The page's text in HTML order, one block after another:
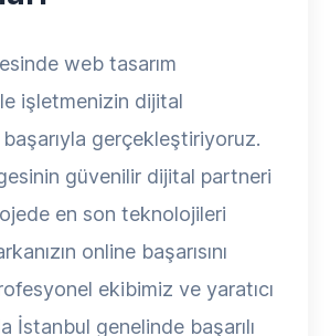
web tasarım
işletmenizin dijital
gerçekleştiriyoruz.
güvenilir dijital partneri
en son teknolojileri
online başarısını
ekibimiz ve yaratıcı
İstanbul genelinde başarılı